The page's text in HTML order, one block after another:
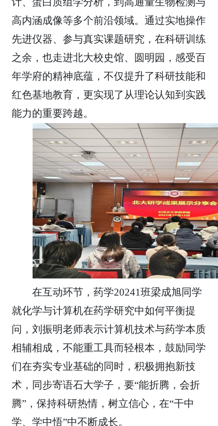
高内涵成像等多个前沿领域。通过实地操作
先进仪器、参与真实课题研究，在科研训练
之余，也走进北大校史馆、圆明园，感受百
年学府的精神底蕴，不仅提升了科研技能和
红色基地教育，更实现了从理论认知到实践
能力的重要跨越。
在互动环节，药学20241班梁成旭同学
就化学与计算机在药学研究中如何平衡提
问，刘振明老师表示计算机技术与药学本质
相辅相成，不能重工具而轻根本，鼓励同学
们在夯实专业基础的同时，积极拥抱新技
术，同步寄语石大学子，要“能折腾，会折
腾”，保持科研热情，树立信心，在“干中
学、学中悟”中不断成长。